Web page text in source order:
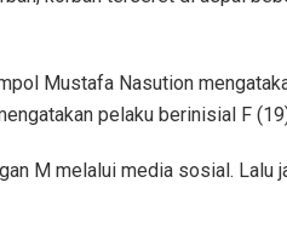
Mustafa Nasution
pelaku berinisial F
M melalui media sosial. Lalu